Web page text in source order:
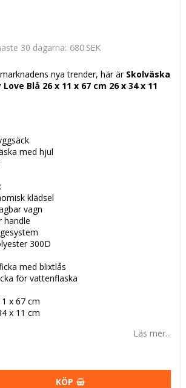
30 dagarna 680 SEK
nya trender, här är Skolväska
Blå 26 x 11 x 67 cm 26 x 34 x 11
med hjul
klädsel
vagn
handle
300D
med blixtlås
för vattenflaska
x 67 cm
x 11 cm
Läs mer...
KÖP